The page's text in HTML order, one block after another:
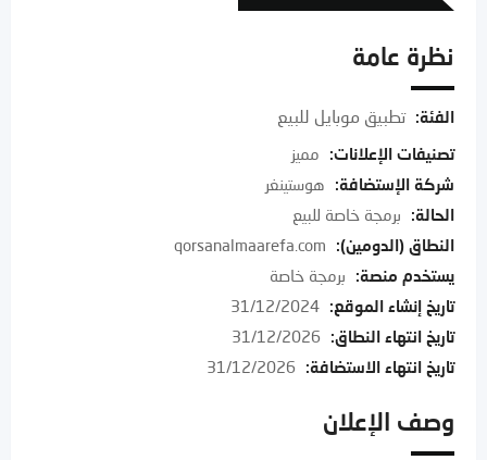
نظرة عامة
الفئة: تطبيق موبايل للبيع
تصنيفات الإعلانات:
مميز
شركة الإستضافة:
هوستينغر
الحالة:
برمجة خاصة للبيع
النطاق (الدومين):
qorsanalmaarefa.com
يستخدم منصة:
برمجة خاصة
تاريخ إنشاء الموقع:
31/12/2024
تاريخ انتهاء النطاق:
31/12/2026
تاريخ انتهاء الاستضافة:
31/12/2026
وصف الإعلان